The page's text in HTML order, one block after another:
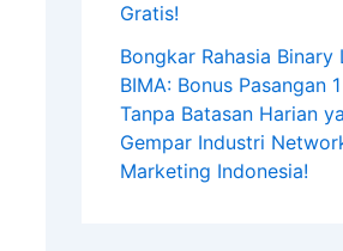
Gratis!
Bongkar Rahasia Binary
BIMA: Bonus Pasangan
Tanpa Batasan Harian
Gempar Industri
Marketing Indonesia!